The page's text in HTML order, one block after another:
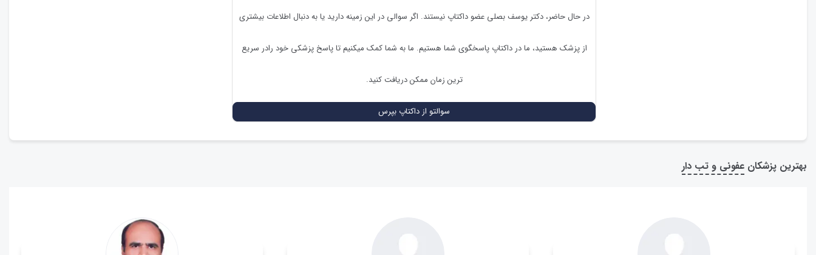
در حال حاضر،دکتر یوسف بصلی عضو داکتاپ نیستند. اگر سوالی در این زمینه دارید یا به دنبال اطلاعات بیشتری
از پزشک هستید، ما در داکتاپ پاسخگوی شما هستیم. ما به شما کمک میکنیم تا پاسخ پزشکی خود رادر سریع
ترین زمان ممکن دریافت کنید.
سوالتو از داکتاپ بپرس
بهترین پزشکان عفونی و تب دار